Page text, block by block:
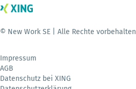
© New Work SE | Alle Rechte vorbehalten
Impressum
AGB
Datenschutz bei XING